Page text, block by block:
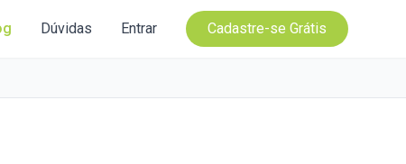
Dúvidas Entrar Cadastre-se Grátis